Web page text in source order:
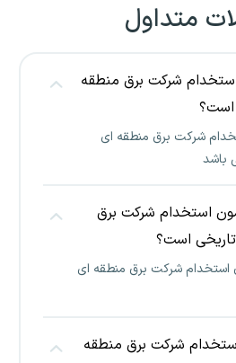
متداول
شرکت برق منطقه
است؟
شرکت برق منطقه ای
استخدام شرکت برق
است؟
استخدام شرکت برق منطقه ای
شرکت برق منطقه